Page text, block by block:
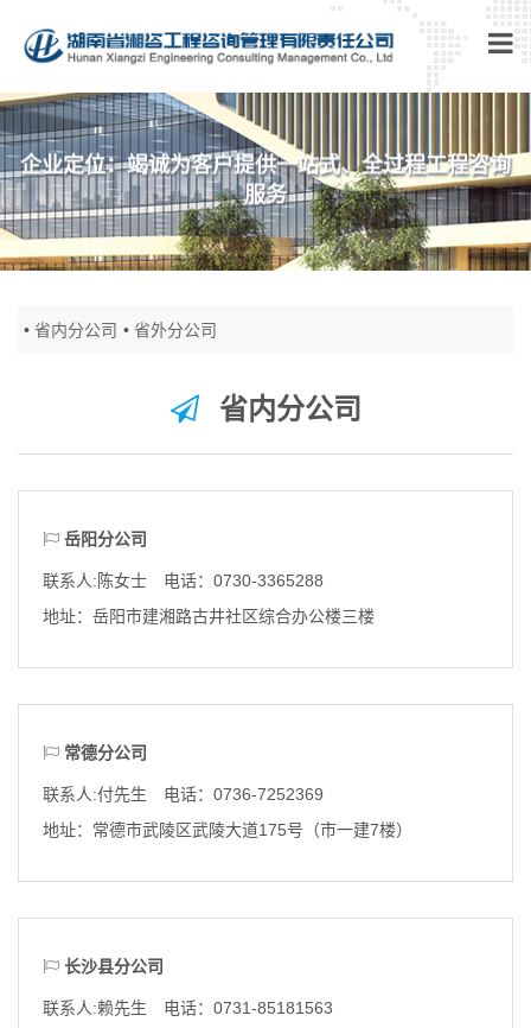
企业定位：竭诚为客户提供一站式、全过程工程咨询
服务
省内分公司 省外分公司
省内分公司
岳阳分公司
联系人:陈女士 电话：0730-3365288
地址： 岳阳市建湘路古井社区综合办公楼三楼
常德分公司
联系人:付先生 电话：0736-7252369
地址： 常德市武陵区武陵大道175号（市一建7楼）
长沙县分公司
联系人:赖先生 电话：0731-85181563